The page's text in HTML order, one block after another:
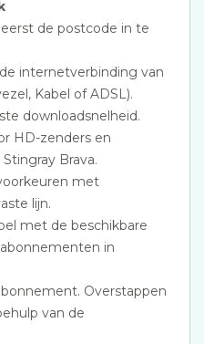
de postcode in te
internetverbinding van
Kabel of ADSL).
downloadsnelheid.
HD-zenders en
Brava.
met
lijn.
met de beschikbare
in
Overstappen
van de